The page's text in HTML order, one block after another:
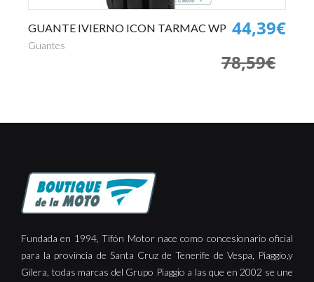
GUANTE IVIERNO ICON TARMAC WP
Guantes
44,39€
78,59€
Fundada en 1994, Tifón Motor nace como concesionario oficial
para la provincia de Santa Cruz de Tenerife de Vespa, Piaggio,y
Gilera, todas marcas del Grupo Piaggio a las que en 2002 se une